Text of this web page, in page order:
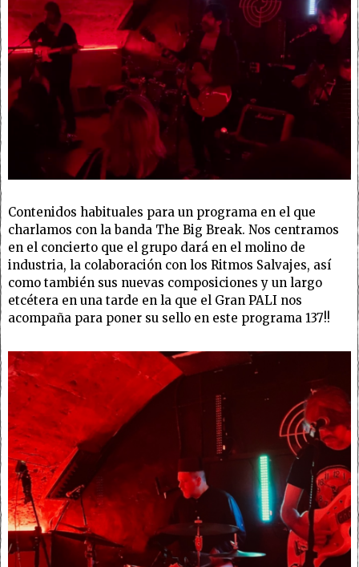
Contenidos habituales para un programa en el que
charlamos con la banda The Big Break. Nos centramos
en el concierto que el grupo dará en el molino de
industria, la colaboración con los Ritmos Salvajes, así
como también sus nuevas composiciones y un largo
etcétera en una tarde en la que el Gran PALI nos
acompaña para poner su sello en este programa 137!!